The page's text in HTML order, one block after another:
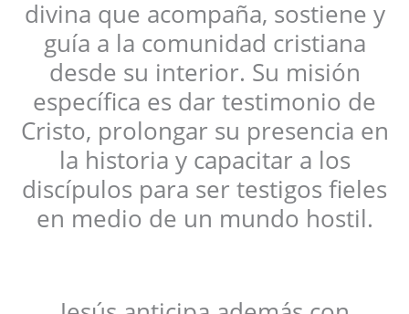
divina que acompaña, sostiene y
guía a la comunidad cristiana
desde su interior. Su misión
específica es dar testimonio de
Cristo, prolongar su presencia en
la historia y capacitar a los
discípulos para ser testigos fieles
en medio de un mundo hostil.